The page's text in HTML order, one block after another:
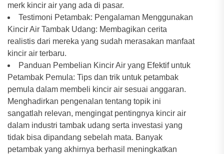
merk kincir air yang ada di pasar.
Testimoni Petambak: Pengalaman Menggunakan
Kincir Air Tambak Udang: Membagikan cerita
realistis dari mereka yang sudah merasakan manfaat
kincir air terbaru.
Panduan Pembelian Kincir Air yang Efektif untuk
Petambak Pemula: Tips dan trik untuk petambak
pemula dalam membeli kincir air sesuai anggaran.
Menghadirkan pengenalan tentang topik ini
sangatlah relevan, mengingat pentingnya kincir air
dalam industri tambak udang serta investasi yang
tidak bisa dipandang sebelah mata. Banyak
petambak yang akhirnya berhasil meningkatkan